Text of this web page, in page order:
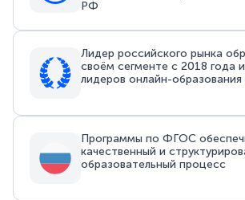
РФ
Лидер российского рынка
своём сегменте с 2018 года
лидеров онлайн-
Программы по ФГОС
качественный и
образовательный процесс